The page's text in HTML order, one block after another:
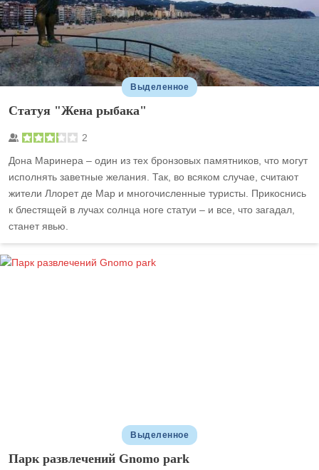
Выделенное
Статуя "Жена рыбака"
2
Дона Маринера – один из тех бронзовых памятников, что могут
исполнять заветные желания. Так, во всяком случае, считают
жители Ллорет де Мар и многочисленные туристы. Прикоснись
к блестящей в лучах солнца ноге статуи – и все, что загадал,
станет явью.
Выделенное
Парк развлечений Gnomo park